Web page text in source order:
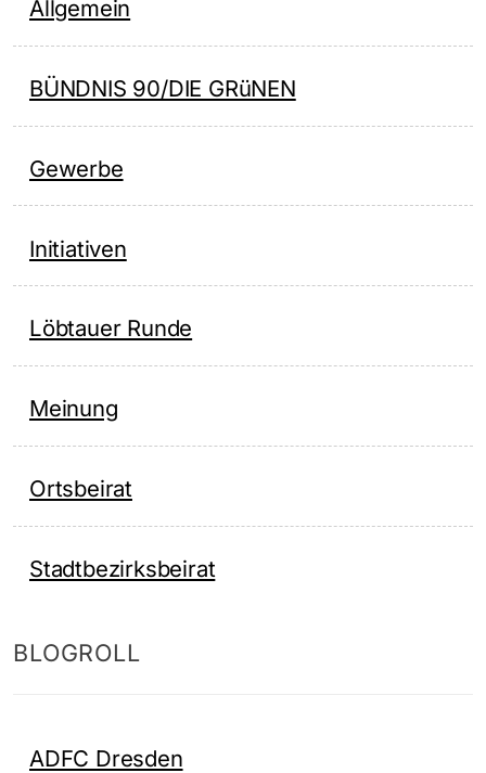
Allgemein
BÜNDNIS 90/DIE GRüNEN
Gewerbe
Initiativen
Löbtauer Runde
Meinung
Ortsbeirat
Stadtbezirksbeirat
BLOGROLL
ADFC Dresden